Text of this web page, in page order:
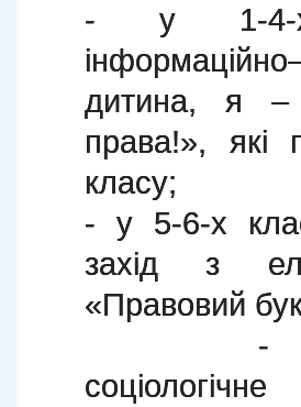
- у 1-4-х
дитина, я
права!», які
класу;
- у 5-6-х
захід з
«Правовий
- в 11-